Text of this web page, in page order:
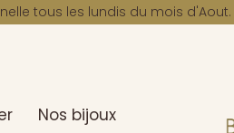
tous les lundis du mois
Nos bijoux